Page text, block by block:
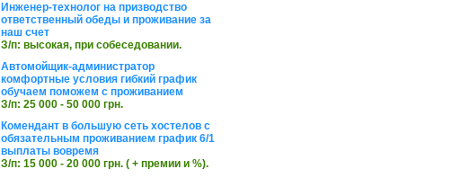
Инженер-технолог на призводство
ответственный обеды и проживание за
наш счет
З/п: высокая, при собеседовании.
Автомойщик-администратор
комфортные условия гибкий график
обучаем поможем с проживанием
З/п: 25 000 - 50 000 грн.
Комендант в большую сеть хостелов с
обязательным проживанием график 6/1
выплаты вовремя
З/п: 15 000 - 20 000 грн. ( + премии и %).